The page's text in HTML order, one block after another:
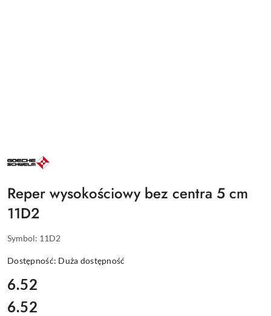
NAZWA
PRODUCENTA:
Reper wysokościowy bez centra 5 cm
11D2
Symbol: 11D2
Dostępność: Duża dostępność
cena:
6.52
Cena:
6.52